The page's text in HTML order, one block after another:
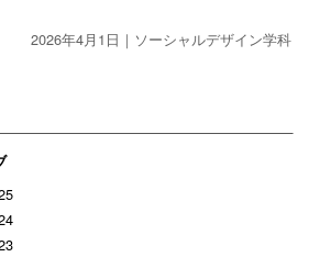
2026年4月1日｜ソーシャルデザイン学科